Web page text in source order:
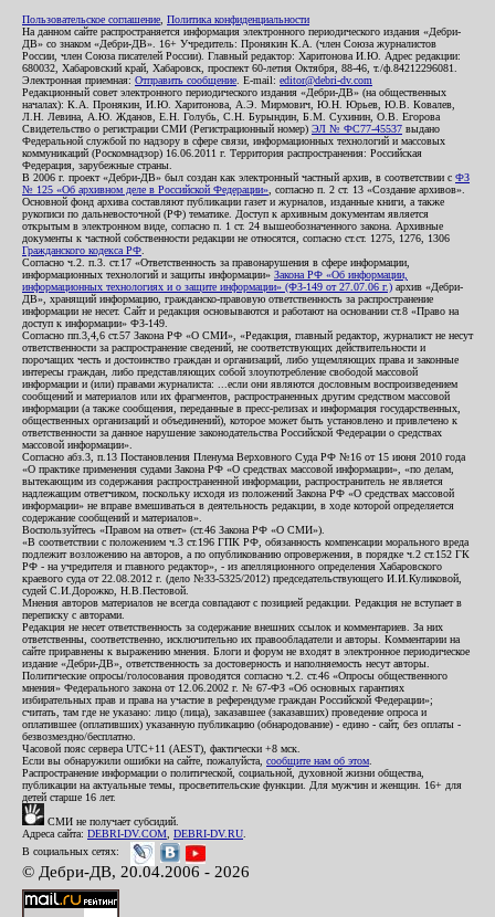
Пользовательское соглашение Политика конфиденциальности
На данном сайте распространяется информация электронного периодического издания «Дебри-
ДВ» со знаком «Дебри-ДВ». 16+ Учредитель: Пронякин К.А. (член Союза журналистов
России, член Союза писателей России). Главный редактор: Харитонова И.Ю. Адрес редакции:
680032, Хабаровский край, Хабаровск, проспект 60-летия Октября, 88-46, т./ф.84212296081.
Электронная приемная: Отправить сообщение . E-mail: editor@debri-dv.com
Редакционный совет электронного периодического издания «Дебри-ДВ» (на общественных
началах): К.А. Пронякин, И.Ю. Харитонова, А.Э. Мирмович, Ю.Н. Юрьев, Ю.В. Ковалев,
Л.Н. Левина, А.Ю. Жданов, Е.Н. Голубь, С.Н. Бурындин, Б.М. Сухинин, О.В. Егорова
Свидетельство о регистрации СМИ (Регистрационный номер) ЭЛ № ФС77-45537 выдано
Федеральной службой по надзору в сфере связи, информационных технологий и массовых
коммуникаций (Роскомнадзор) 16.06.2011 г. Территория распространения: Российская
Федерация, зарубежные страны.
В 2006 г. проект «Дебри-ДВ» был создан как электронный частный архив, в соответствии с ФЗ
№ 125 «Об архивном деле в Российской Федерации» , согласно п. 2 ст. 13 «Создание архивов».
Основной фонд архива составляют публикации газет и журналов, изданные книги, а также
рукописи по дальневосточной (РФ) тематике. Доступ к архивным документам является
открытым в электронном виде, согласно п. 1 ст. 24 вышеобозначенного закона. Архивные
документы к частной собственности редакции не относятся, согласно ст.ст. 1275, 1276, 1306
Гражданского кодекса РФ
Согласно ч.2. п.3. ст.17 «Ответственность за правонарушения в сфере информации,
информационных технологий и защиты информации» Закона РФ «Об информации,
информационных технологиях и о защите информации» (ФЗ-149 от 27.07.06 г.) архив «Дебри-
ДВ», хранящий информацию, гражданско-правовую ответственность за распространение
информации не несет. Сайт и редакция основываются и работают на основании ст.8 «Право на
доступ к информации» ФЗ-149.
Согласно пп.3,4,6 ст.57 Закона РФ «О СМИ», «Редакция, главный редактор, журналист не несут
ответственности за распространение сведений, не соответствующих действительности и
порочащих честь и достоинство граждан и организаций, либо ущемляющих права и законные
интересы граждан, либо представляющих собой злоупотребление свободой массовой
информации и (или) правами журналиста: ...если они являются дословным воспроизведением
сообщений и материалов или их фрагментов, распространенных другим средством массовой
информации (а также сообщения, переданные в пресс-релизах и информация государственных,
общественных организаций и объединений), которое может быть установлено и привлечено к
ответственности за данное нарушение законодательства Российской Федерации о средствах
массовой информации».
Согласно абз.3, п.13 Постановления Пленума Верховного Суда РФ №16 от 15 июня 2010 года
«О практике применения судами Закона РФ «О средствах массовой информации», «по делам,
вытекающим из содержания распространенной информации, распространитель не является
надлежащим ответчиком, поскольку исходя из положений Закона РФ «О средствах массовой
информации» не вправе вмешиваться в деятельность редакции, в ходе которой определяется
содержание сообщений и материалов».
Воспользуйтесь «Правом на ответ» (ст.46 Закона РФ «О СМИ»).
«В соответствии с положением ч.3 ст.196 ГПК РФ, обязанность компенсации морального вреда
подлежит возложению на авторов, а по опубликованию опровержения, в порядке ч.2 ст.152 ГК
РФ - на учредителя и главного редактор», - из апелляционного определения Хабаровского
краевого суда от 22.08.2012 г. (дело №33-5325/2012) председательствующего И.И.Куликовой,
судей С.И.Дорожко, Н.В.Пестовой.
Мнения авторов материалов не всегда совпадают с позицией редакции. Редакция не вступает в
переписку с авторами.
Редакция не несет ответственность за содержание внешних ссылок и комментариев. За них
ответственны, соответственно, исключительно их правообладатели и авторы. Комментарии на
сайте приравнены к выражению мнения. Блоги и форум не входят в электронное периодическое
издание «Дебри-ДВ», ответственность за достоверность и наполняемость несут авторы.
Политические опросы/голосования проводятся согласно ч.2. ст.46 «Опросы общественного
мнения» Федерального закона от 12.06.2002 г. № 67-ФЗ «Об основных гарантиях
избирательных прав и права на участие в референдуме граждан Российской Федерации»;
считать, там где не указано: лицо (лица), заказавшее (заказавших) проведение опроса и
оплатившее (оплативших) указанную публикацию (обнародование) - едино - сайт, без оплаты -
безвозмездно/бесплатно.
Часовой пояс сервера UTC+11 (AEST), фактически +8 мск.
Если вы обнаружили ошибки на сайте, пожалуйста, сообщите нам об этом
Распространение информации о политической, социальной, духовной жизни общества,
публикации на актуальные темы, просветительские функции. Для мужчин и женщин. 16+ для
детей старше 16 лет.
СМИ не получает субсидий.
Адреса сайта: DEBRI-DV.COM DEBRI-DV.RU
В социальных сетях:
© Дебри-ДВ, 20.04.2006 - 2026